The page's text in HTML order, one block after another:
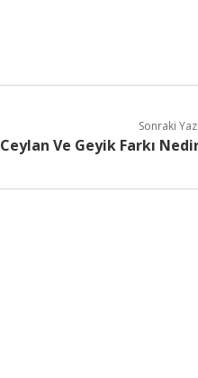
Sonraki
Ceylan Ve Geyik Farkı